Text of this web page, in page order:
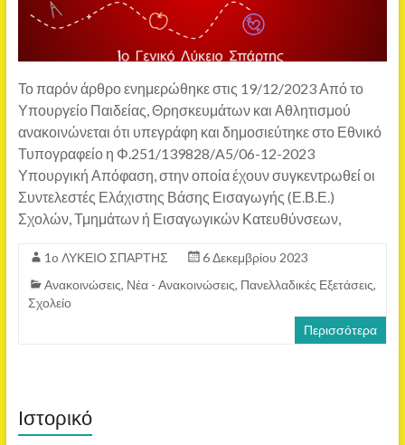
Το παρόν άρθρο ενημερώθηκε στις 19/12/2023 Από το
Υπουργείο Παιδείας, Θρησκευμάτων και Αθλητισμού
ανακοινώνεται ότι υπεγράφη και δημοσιεύτηκε στο Εθνικό
Τυπογραφείο η Φ.251/139828/A5/06-12-2023
Υπουργική Απόφαση, στην οποία έχουν συγκεντρωθεί οι
Συντελεστές Ελάχιστης Βάσης Εισαγωγής (Ε.Β.Ε.)
Σχολών, Τμημάτων ή Εισαγωγικών Κατευθύνσεων,
1o ΛΥΚΕΙΟ ΣΠΑΡΤΗΣ
6 Δεκεμβρίου 2023
Ανακοινώσεις, Νέα - Ανακοινώσεις, Πανελλαδικές Εξετάσεις,
Σχολείο
Περισσότερα
Ιστορικό